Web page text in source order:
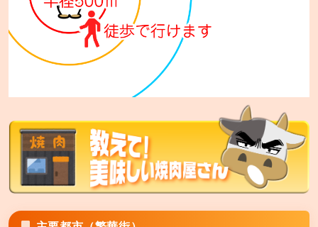
七輪焼肉 安安 札幌東区役所前店
札幌市東区北12条7丁目1-15 セレスタ札幌2F
七輪焼肉 安安 比屋根店
沖縄市比屋根6-36-7
七輪焼肉 安安 中城店
中頭郡中城村字南上原590
七輪焼肉 安安 宜野湾店
宜野湾市神山1-5-54